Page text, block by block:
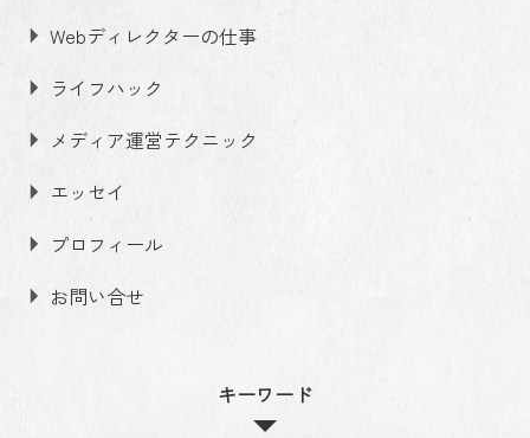
Webディレクターの仕事
ライフハック
メディア運営テクニック
エッセイ
プロフィール
お問い合せ
キーワード